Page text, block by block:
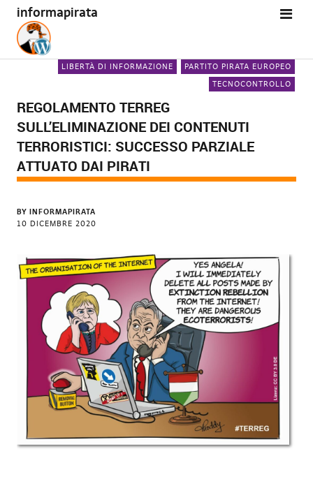
informapirata
LIBERTÀ DI INFORMAZIONE
PARTITO PIRATA EUROPEO
TECNOCONTROLLO
REGOLAMENTO TERREG
SULL’ELIMINAZIONE DEI CONTENUTI
TERRORISTICI: SUCCESSO PARZIALE
ATTUATO DAI PIRATI
BY INFORMAPIRATA
10 DICEMBRE 2020